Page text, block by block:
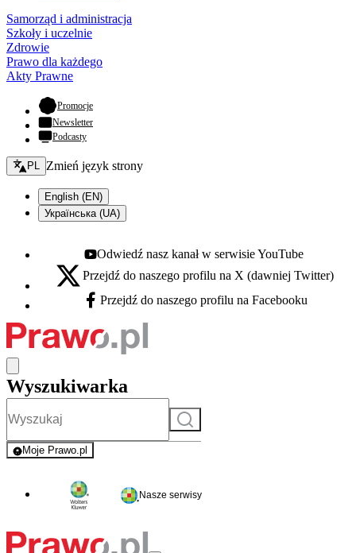
Samorząd i administracja
Szkoły i uczelnie
Zdrowie
Prawo dla każdego
Akty Prawne
Promocje- otwiera się w nowej karcie
Newsletter
Podcasty
Zmień język - bieżący:
PL Zmień język strony
English (EN)
Українська (UA)
Youtube - otwiera się w nowej karcie
Odwiedź nasz kanał w serwisie YouTube
X - otwiera się w nowej karcie
Przejdź do naszego profilu na X (dawniej Twitter)
Facebook - otwiera się w nowej karcie
Przejdź do naszego profilu na Facebooku
Wyszukiwarka
Szukaj
Moje Prawo.pl
- rejestracja i logowanie do serwisu
Nasze serwisy